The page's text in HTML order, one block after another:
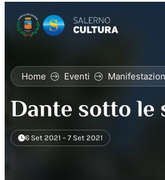
Home Eventi
Dante sotto le
6 Set 2021 – 7 Set 2021